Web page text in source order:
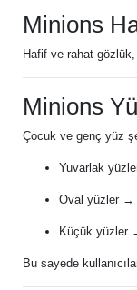
Minions
Hafif ve rahat
Minions
Çocuk ve genç yüz
Yuvarlak
Oval yüzler →
Küçük yüzler
Bu sayede